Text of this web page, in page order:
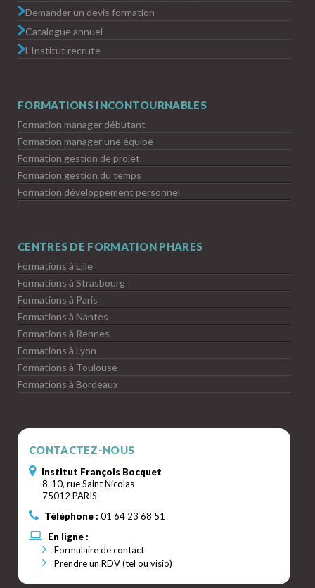
Demander un devis formation
Catalogue annuel
L’Institut recrute
FORMATIONS INCONTOURNABLES
Formation manager débutant
Formation manager une équipe
Formation gestion de projet
Formation gestion du temps
Formation développement personnel
CENTRES DE FORMATION PHARES
Formations à Lille
Formations à Strasbourg
Formations à Paris
Formations à Nantes
Formations à Rennes
Formations à Lyon
Formations à Toulouse
Formations à Bordeaux
CONTACTEZ-NOUS
Institut François Bocquet
8-10, rue Saint Nicolas
75012 PARIS
Téléphone : 01 64 23 68 51
En ligne :
Formulaire de contact
Prendre un RDV (tel ou visio)